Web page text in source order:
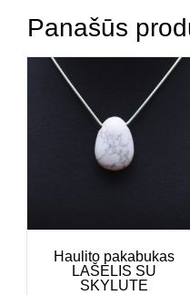
Panašūs
Haulito pakabukas
LAŠELIS SU
SKYLUTE